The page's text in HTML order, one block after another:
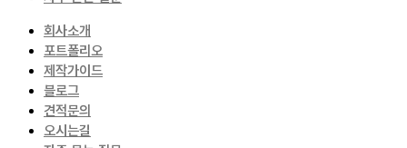
회사소개
포트폴리오
제작가이드
블로그
견적문의
오시는길